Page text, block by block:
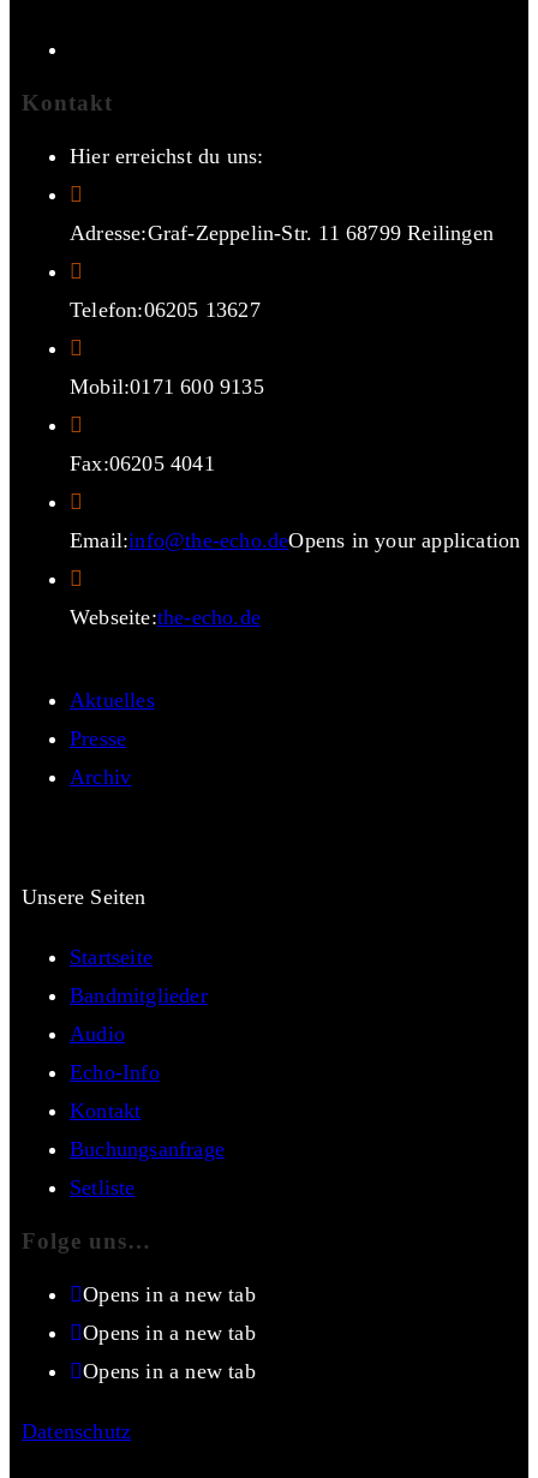
Kontakt
Hier erreichst du uns:
Adresse:Graf-Zeppelin-Str. 11 68799 Reilingen
Telefon:06205 13627
Mobil:0171 600 9135
Fax:06205 4041
Email:info@the-echo.deOpens in your application
Webseite:the-echo.de
Aktuelles
Presse
Archiv
Unsere Seiten
Startseite
Bandmitglieder
Audio
Echo-Info
Kontakt
Buchungsanfrage
Setliste
Folge uns…
Opens in a new tab
Opens in a new tab
Opens in a new tab
Datenschutz